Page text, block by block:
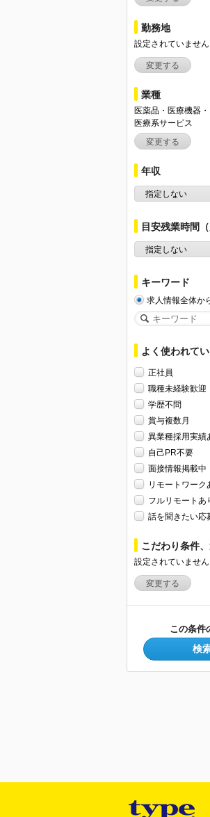
勤務地
設定されていません
変更する
業種
医薬品・医療機器
医療系サービス
変更する
年収
指定しない
目安残業時間（
指定しない
キーワード
求人情報全体か
よく使われて
正社員
職種未経験歓迎
学歴不問
賞与複数月
異業種採用実績
自己PR不要
面接情報掲載中
リモートワーク
フルリモートあ
話を聞きたい応
こだわり条件
設定されていません
変更する
この条件
検